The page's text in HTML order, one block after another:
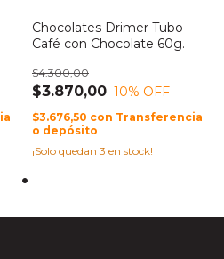
Chocolates Drimer Tubo
Café con Chocolate 60g.
$3.870,00
$4.300,00
10% OFF
$3.676,50 con Transferencia
o depósito
¡Solo quedan 3 en stock!